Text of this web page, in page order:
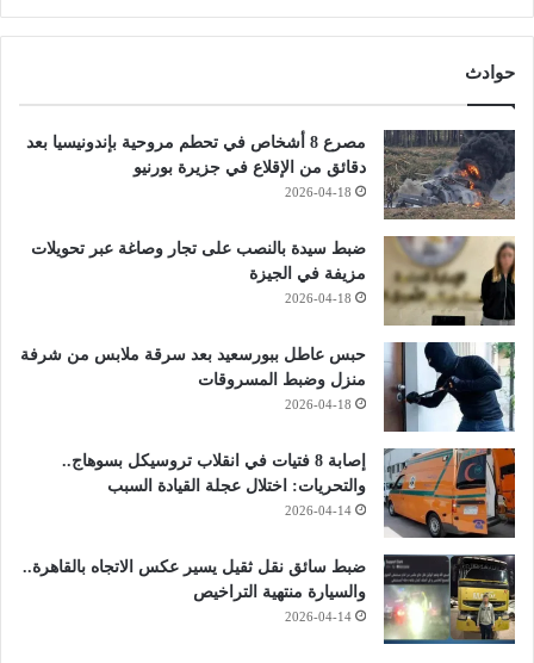
حوادث
مصرع 8 أشخاص في تحطم مروحية بإندونيسيا بعد
دقائق من الإقلاع في جزيرة بورنيو
2026-04-18
ضبط سيدة بالنصب على تجار وصاغة عبر تحويلات
مزيفة في الجيزة
2026-04-18
حبس عاطل ببورسعيد بعد سرقة ملابس من شرفة
منزل وضبط المسروقات
2026-04-18
إصابة 8 فتيات في انقلاب تروسيكل بسوهاج..
والتحريات: اختلال عجلة القيادة السبب
2026-04-14
ضبط سائق نقل ثقيل يسير عكس الاتجاه بالقاهرة..
والسيارة منتهية التراخيص
2026-04-14